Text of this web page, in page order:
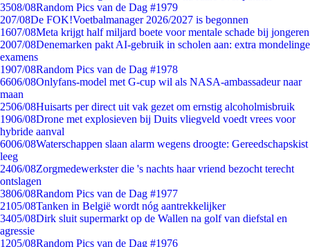
3508/08Random Pics van de Dag #1979
207/08De FOK!Voetbalmanager 2026/2027 is begonnen
1607/08Meta krijgt half miljard boete voor mentale schade bij jongeren
2007/08Denemarken pakt AI-gebruik in scholen aan: extra mondelinge
examens
1907/08Random Pics van de Dag #1978
6606/08Onlyfans-model met G-cup wil als NASA-ambassadeur naar
maan
2506/08Huisarts per direct uit vak gezet om ernstig alcoholmisbruik
1906/08Drone met explosieven bij Duits vliegveld voedt vrees voor
hybride aanval
6006/08Waterschappen slaan alarm wegens droogte: Gereedschapskist
leeg
2406/08Zorgmedewerkster die 's nachts haar vriend bezocht terecht
ontslagen
3806/08Random Pics van de Dag #1977
2105/08Tanken in België wordt nóg aantrekkelijker
3405/08Dirk sluit supermarkt op de Wallen na golf van diefstal en
agressie
1205/08Random Pics van de Dag #1976